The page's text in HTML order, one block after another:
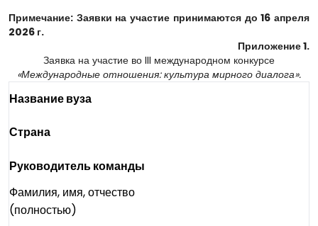
Примечание: Заявки на участие принимаются до 16 апреля
2026 г.
Приложение 1.
Заявка на участие во III международном конкурсе
«Международные отношения: культура мирного диалога».
Название вуза
Страна
Руководитель команды
Фамилия, имя, отчество
(полностью)